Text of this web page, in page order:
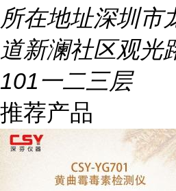
所在地址深圳市
道新澜社区观光
101一二三层
推荐产品